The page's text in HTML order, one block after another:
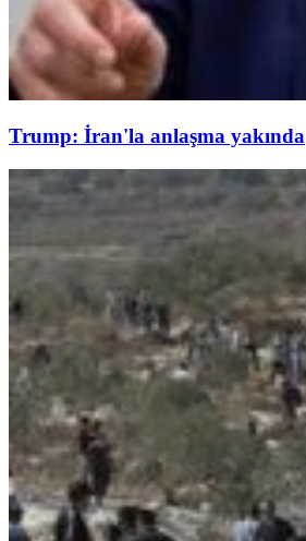
Trump: İran'la anlaşma yakında